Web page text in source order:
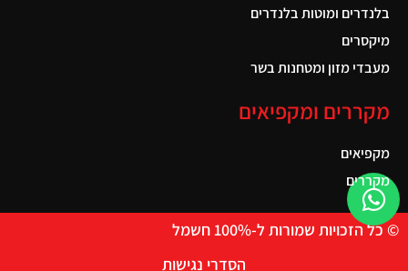
בלנדרים ומוטות בלנדרים
מיקסרים
מעבדי מזון ומטחנות בשר
מקררים ומקפיאים
מקפיאים
מקררים
© כל הזכויות שמורות ל-100% חשמל
הסדרי נגישות